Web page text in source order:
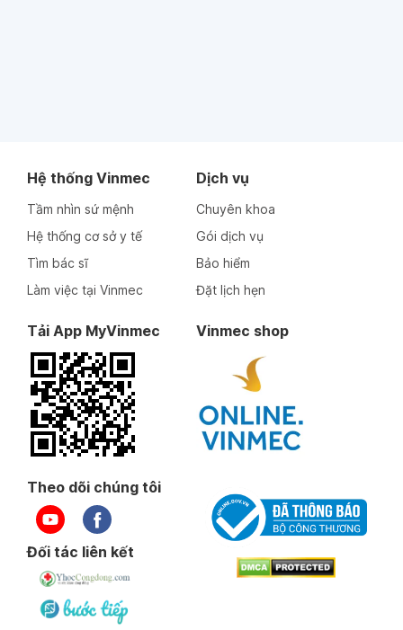
Hệ thống Vinmec
Tầm nhìn sứ mệnh
Hệ thống cơ sở y tế
Tìm bác sĩ
Làm việc tại Vinmec
Dịch vụ
Chuyên khoa
Gói dịch vụ
Bảo hiểm
Đặt lịch hẹn
Tải App MyVinmec Vinmec shop
Theo dõi chúng tôi
Đối tác liên kết